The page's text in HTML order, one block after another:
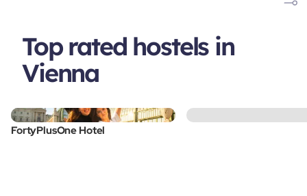
Top rated hostels in
Vienna
FortyPlusOne Hotel